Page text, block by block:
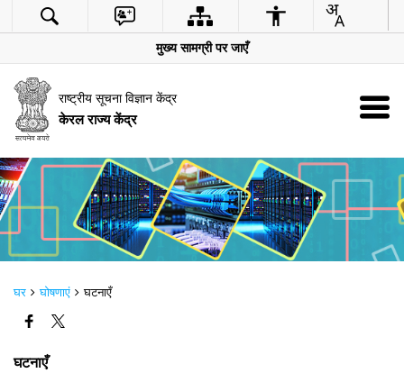
मुख्य सामग्री पर जाएँ
राष्ट्रीय सूचना विज्ञान केंद्र
केरल राज्य केंद्र
घर घोषणाएं घटनाएँ
घटनाएँ